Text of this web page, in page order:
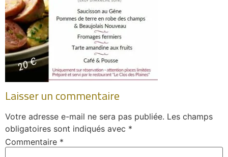
Laisser un commentaire
Votre adresse e-mail ne sera pas publiée. Les champs
obligatoires sont indiqués avec *
Commentaire *